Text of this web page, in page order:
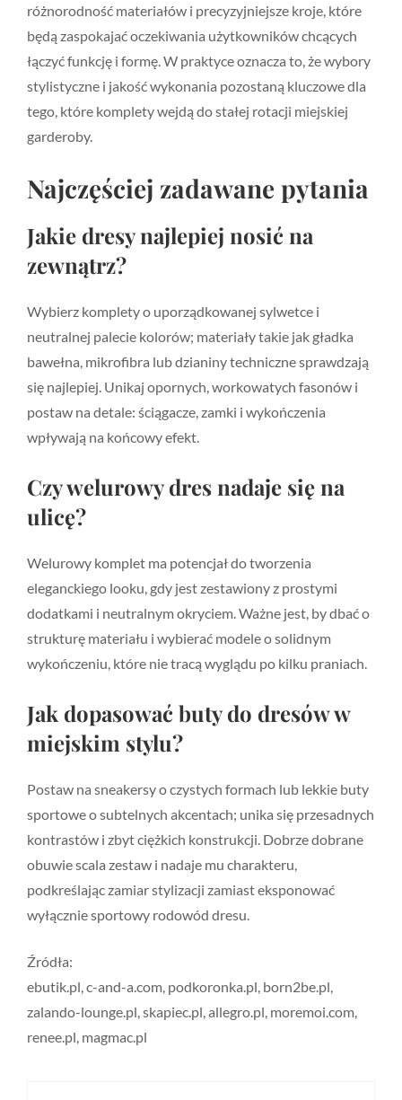
różnorodność materiałów i precyzyjniejsze kroje, które
będą zaspokajać oczekiwania użytkowników chcących
łączyć funkcję i formę. W praktyce oznacza to, że wybory
stylistyczne i jakość wykonania pozostaną kluczowe dla
tego, które komplety wejdą do stałej rotacji miejskiej
garderoby.
Najczęściej zadawane pytania
Jakie dresy najlepiej nosić na
zewnątrz?
Wybierz komplety o uporządkowanej sylwetce i
neutralnej palecie kolorów; materiały takie jak gładka
bawełna, mikrofibra lub dzianiny techniczne sprawdzają
się najlepiej. Unikaj opornych, workowatych fasonów i
postaw na detale: ściągacze, zamki i wykończenia
wpływają na końcowy efekt.
Czy welurowy dres nadaje się na
ulicę?
Welurowy komplet ma potencjał do tworzenia
eleganckiego looku, gdy jest zestawiony z prostymi
dodatkami i neutralnym okryciem. Ważne jest, by dbać o
strukturę materiału i wybierać modele o solidnym
wykończeniu, które nie tracą wyglądu po kilku praniach.
Jak dopasować buty do dresów w
miejskim stylu?
Postaw na sneakersy o czystych formach lub lekkie buty
sportowe o subtelnych akcentach; unika się przesadnych
kontrastów i zbyt ciężkich konstrukcji. Dobrze dobrane
obuwie scala zestaw i nadaje mu charakteru,
podkreślając zamiar stylizacji zamiast eksponować
wyłącznie sportowy rodowód dresu.
Źródła:
ebutik.pl, c-and-a.com, podkoronka.pl, born2be.pl,
zalando-lounge.pl, skapiec.pl, allegro.pl, moremoi.com,
renee.pl, magmac.pl